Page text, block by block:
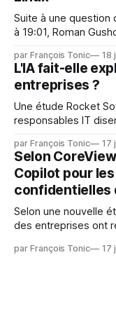
Suite à une question d'un
à 19:01, Roman
mainteneurs —
les LLM de manière
par François Tonic 18
L'IA fait-elle
entreprises ?
Une étude Rocket
responsables IT
pression sur les usages et
révèle un écart
par François Tonic 17
Selon
Copilot pour
confidentielles
Selon une nouvelle
des entreprises ont
données
par François Tonic 17